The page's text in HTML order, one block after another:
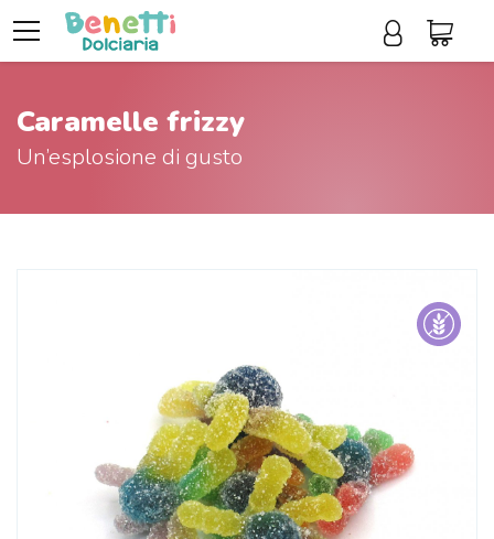
Caramelle frizzy
Un’esplosione di gusto